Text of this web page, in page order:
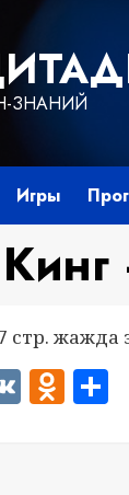
ЗНАНИЙ
Игры
стр. жажда
VK